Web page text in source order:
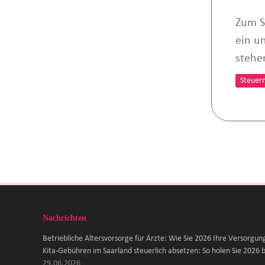
Zum
ein
Nachrichten
Betriebliche Altersvorsorge für Ärzte: Wie Sie 2026 Ihre
Kita-Gebühren im Saarland steuerlich absetzen: So holen Sie 2026